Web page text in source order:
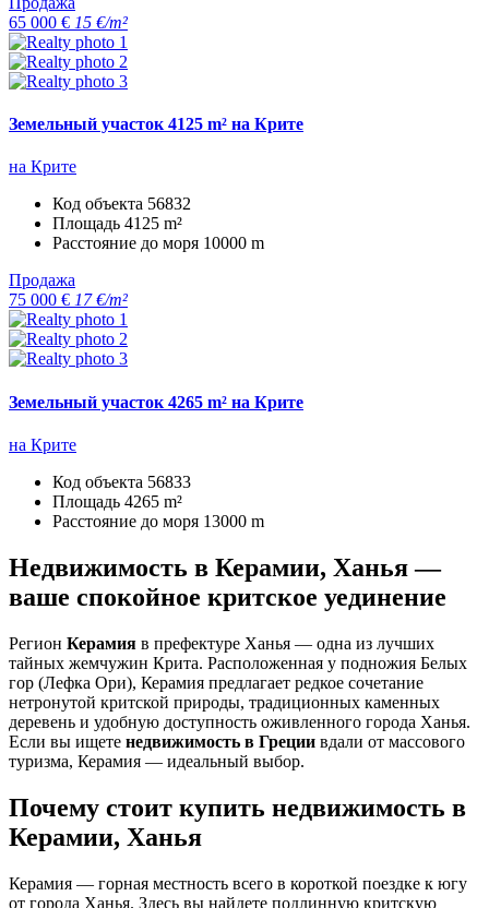
65 000 € 15 €/m²
Земельный участок 4125 m² на Крите
на Крите
Код объекта 56832
Площадь 4125 m²
Расстояние до моря 10000 m
Продажа
75 000 € 17 €/m²
Земельный участок 4265 m² на Крите
на Крите
Код объекта 56833
Площадь 4265 m²
Расстояние до моря 13000 m
Недвижимость в Керамии, Ханья —
ваше спокойное критское уединение
Регион Керамия в префектуре Ханья — одна из лучших
тайных жемчужин Крита. Расположенная у подножия Белых
гор (Лефка Ори), Керамия предлагает редкое сочетание
нетронутой критской природы, традиционных каменных
деревень и удобную доступность оживленного города Ханья.
Если вы ищете недвижимость в Греции вдали от массового
туризма, Керамия — идеальный выбор.
Почему стоит купить недвижимость в
Керамии, Ханья
Керамия — горная местность всего в короткой поездке к югу
от города Ханья. Здесь вы найдете подлинную критскую